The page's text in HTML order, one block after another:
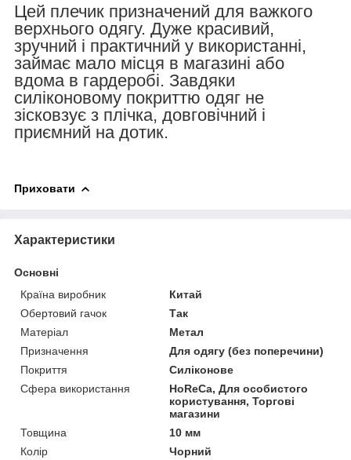
Цей плечик призначений для важкого
верхнього одягу. Дуже красивий,
зручний і практичний у використанні,
займає мало місця в магазині або
вдома в гардеробі. Завдяки
силіконовому покриттю одяг не
зісковзує з плічка, довговічний і
приємний на дотик.
Приховати
Характеристики
Основні
Країна виробник
Китай
Обертовий гачок
Так
Матеріал
Метал
Призначення
Для одягу (без поперечини)
Покриття
Силіконове
Сфера використання
HoReCa, Для особистого
користування, Торгові
магазини
Товщина
10 мм
Колір
Чорний